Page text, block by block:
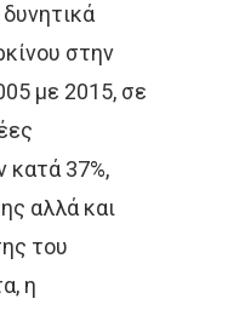
στην
με 2015, σε
κατά 37%,
αλλά και
του
η